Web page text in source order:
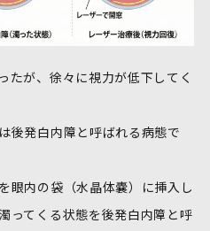
たが、徐々に視力が低下してく
後発白内障と呼ばれる病態で
眼内の袋（水晶体嚢）に挿入し
ってくる状態を後発白内障と呼